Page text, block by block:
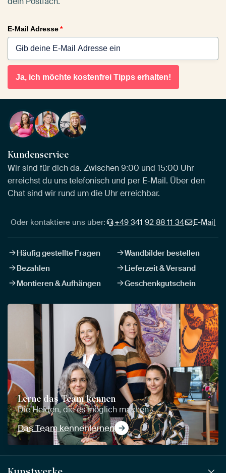
E-Mail Adresse*
Ja, ich möchte kostenfrei Tipps erhalten!
Kundenservice
Wir sind für dich da. Zwischen 9:00 und 15:00 Uhr
erreichst du uns telefonisch und per E-Mail. Über den
Chat sind wir rund um die Uhr erreichbar.
Oder kontaktiere uns über: +49 341 92 88 11 34 E-Mail
Häufig gestellte Fragen
Wandbilder bestellen
Bezahlen
Lieferzeit & Versand
Montieren & Aufhängen
Geschenkgutschein
Lerne das Team kennen
Die Helden, die es möglich machen
Das Team kennenlernen